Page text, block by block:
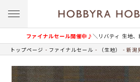
ファイナルセール開催中♪＼リバティ 生地
トップページ ファイナルセール （生地） 新潟